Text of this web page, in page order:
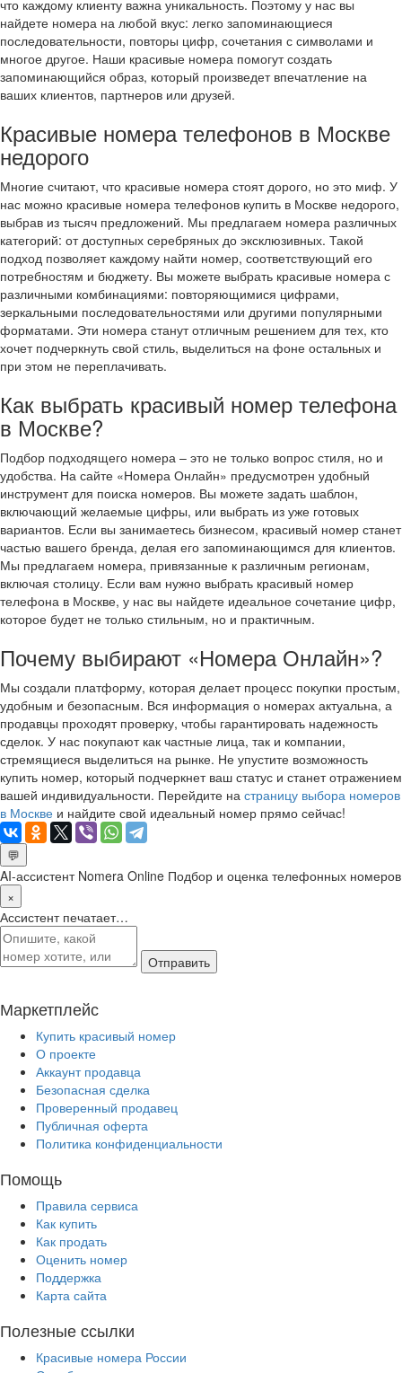
что каждому клиенту важна уникальность. Поэтому у нас вы
найдете номера на любой вкус: легко запоминающиеся
последовательности, повторы цифр, сочетания с символами и
многое другое. Наши красивые номера помогут создать
запоминающийся образ, который произведет впечатление на
ваших клиентов, партнеров или друзей.
Красивые номера телефонов в Москве
недорого
Многие считают, что красивые номера стоят дорого, но это миф. У
нас можно красивые номера телефонов купить в Москве недорого,
выбрав из тысяч предложений. Мы предлагаем номера различных
категорий: от доступных серебряных до эксклюзивных. Такой
подход позволяет каждому найти номер, соответствующий его
потребностям и бюджету. Вы можете выбрать красивые номера с
различными комбинациями: повторяющимися цифрами,
зеркальными последовательностями или другими популярными
форматами. Эти номера станут отличным решением для тех, кто
хочет подчеркнуть свой стиль, выделиться на фоне остальных и
при этом не переплачивать.
Как выбрать красивый номер телефона
в Москве?
Подбор подходящего номера – это не только вопрос стиля, но и
удобства. На сайте «Номера Онлайн» предусмотрен удобный
инструмент для поиска номеров. Вы можете задать шаблон,
включающий желаемые цифры, или выбрать из уже готовых
вариантов. Если вы занимаетесь бизнесом, красивый номер станет
частью вашего бренда, делая его запоминающимся для клиентов.
Мы предлагаем номера, привязанные к различным регионам,
включая столицу. Если вам нужно выбрать красивый номер
телефона в Москве, у нас вы найдете идеальное сочетание цифр,
которое будет не только стильным, но и практичным.
Почему выбирают «Номера Онлайн»?
Мы создали платформу, которая делает процесс покупки простым,
удобным и безопасным. Вся информация о номерах актуальна, а
продавцы проходят проверку, чтобы гарантировать надежность
сделок. У нас покупают как частные лица, так и компании,
стремящиеся выделиться на рынке. Не упустите возможность
купить номер, который подчеркнет ваш статус и станет отражением
вашей индивидуальности. Перейдите на страницу выбора номеров
в Москве и найдите свой идеальный номер прямо сейчас!
💬
AI-ассистент Nomera Online Подбор и оценка телефонных номеров
×
Ассистент печатает…
Отправить
Маркетплейс
Купить красивый номер
О проекте
Аккаунт продавца
Безопасная сделка
Проверенный продавец
Публичная оферта
Политика конфиденциальности
Помощь
Правила сервиса
Как купить
Как продать
Оценить номер
Поддержка
Карта сайта
Полезные ссылки
Красивые номера России